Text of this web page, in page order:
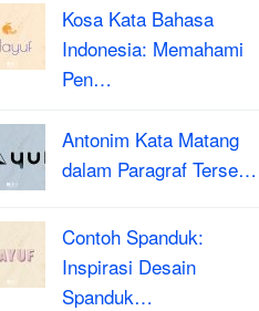
Kosa Kata Bahasa
Indonesia: Memahami
Pen…
Antonim Kata Matang
dalam Paragraf Terse…
Contoh Spanduk:
Inspirasi Desain
Spanduk…